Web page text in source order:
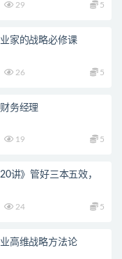
29 5
家的战略必修课
26 5
务经理
19 5
讲》管好三本五效，
24 5
高维战略方法论